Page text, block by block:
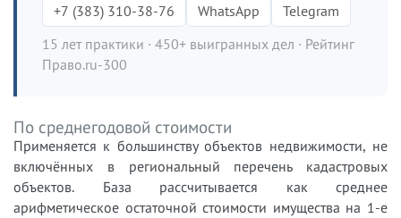
+7 (383) 310-38-76 WhatsApp
Telegram
15 лет практики · 450+ выигранных дел · Рейтинг
Право.ru-300
По среднегодовой стоимости
Применяется к большинству объектов недвижимости, не
включённых в региональный перечень кадастровых
объектов. База рассчитывается как среднее
арифметическое остаточной стоимости имущества на 1-е